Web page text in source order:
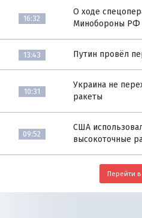
16:32
О ходе
Минобороны РФ
13:43 Путин провёл
10:31
Украина не
ракеты
09:52
США
высокоточные
Перейти в